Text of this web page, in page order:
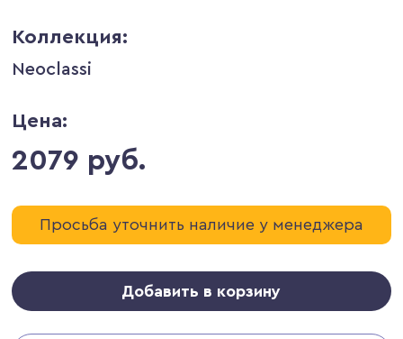
Коллекция:
Neoclassi
Цена:
2079 руб.
Просьба уточнить наличие у менеджера
Добавить в корзину